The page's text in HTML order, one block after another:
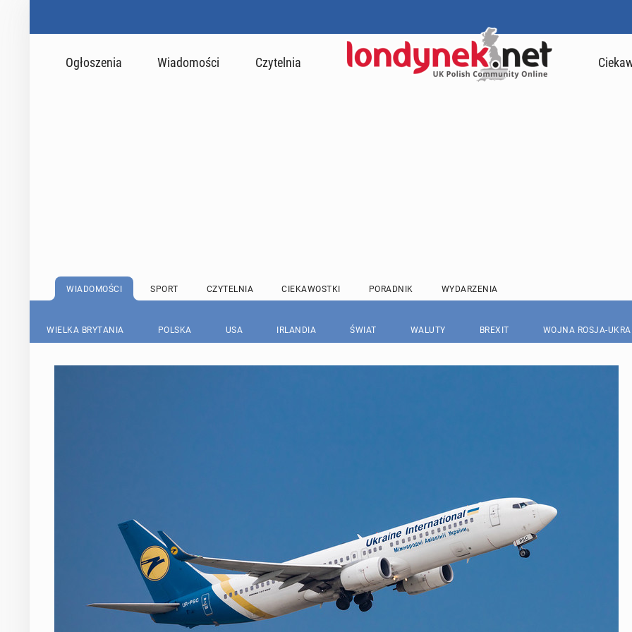
Ogłoszenia Wiadomości Czytelnia
WIADOMOŚCI SPORT CZYTELNIA CIEKAWOSTKI PORADNIK WYDARZENIA
WIELKA BRYTANIA POLSKA USA IRLANDIA ŚWIAT WALUTY BREXIT WOJNA ROSJA-